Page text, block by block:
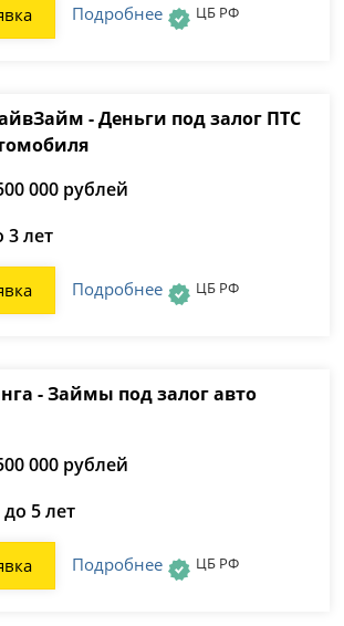
Подробнее ЦБ РФ
- Деньги под залог ПТС
000 рублей
3 лет
Подробнее ЦБ РФ
- Займы под залог авто
000 рублей
5 лет
Подробнее ЦБ РФ